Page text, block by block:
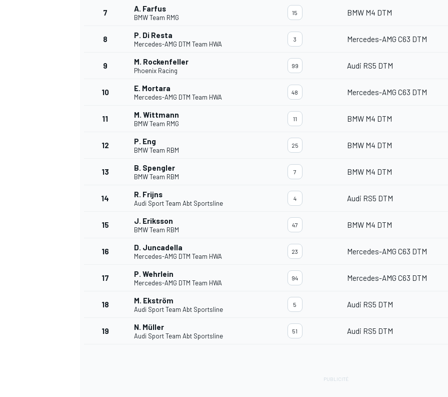
7 A. Farfus
BMW Team RMG
15 BMW M4 DTM
8 P. Di Resta
Mercedes-AMG DTM Team HWA
3 Mercedes-AMG C63 DTM
9 M. Rockenfeller
Phoenix Racing
99 Audi RS5 DTM
10 E. Mortara
Mercedes-AMG DTM Team HWA
48 Mercedes-AMG C63 DTM
11 M. Wittmann
BMW Team RMG
11 BMW M4 DTM
12 P. Eng
BMW Team RBM
25 BMW M4 DTM
13 B. Spengler
BMW Team RBM
7 BMW M4 DTM
14 R. Frijns
Audi Sport Team Abt Sportsline
4 Audi RS5 DTM
15 J. Eriksson
BMW Team RBM
47 BMW M4 DTM
16 D. Juncadella
Mercedes-AMG DTM Team HWA
23 Mercedes-AMG C63 DTM
17 P. Wehrlein
Mercedes-AMG DTM Team HWA
94 Mercedes-AMG C63 DTM
18 M. Ekström
Audi Sport Team Abt Sportsline
5 Audi RS5 DTM
19 N. Müller
Audi Sport Team Abt Sportsline
51 Audi RS5 DTM